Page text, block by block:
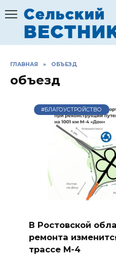
содержанию
ГЛАВНАЯ » ОБЪЕЗД
объезд
#БЛАГОУСТРОЙСТВО
В Ростовской
ремонта
трассе М-4